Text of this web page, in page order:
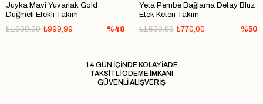
Juyka Mavi Yuvarlak Gold
Düğmeli Etekli Takım
₺999,99
₺1.939,99 %48
Yeta Pembe Bağlama Detay Bluz
Etek Keten Takım
₺770,00
₺1.539,99 %50
14 GÜN İÇİNDE KOLAY İADE
TAKSİTLİ ÖDEME İMKANI
GÜVENLİ ALIŞVERİŞ